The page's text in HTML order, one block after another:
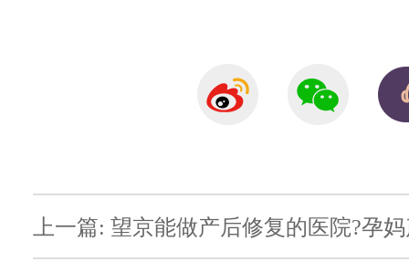
上一篇: 望京能做产后修复的医院?孕